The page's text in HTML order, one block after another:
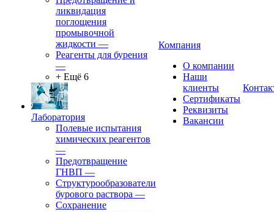
ликвидация
поглощения
промывочной
жидкости —
Реагенты для бурения
—
+ Ещё 6
Лаборатория
Полевые испытания
химических реагентов
—
Предотвращение
ГНВП —
Структурообразователи
бурового раствора —
Сохранение
Компания
О компании
Наши
клиенты
Сертификаты
Реквизиты
Вакансии